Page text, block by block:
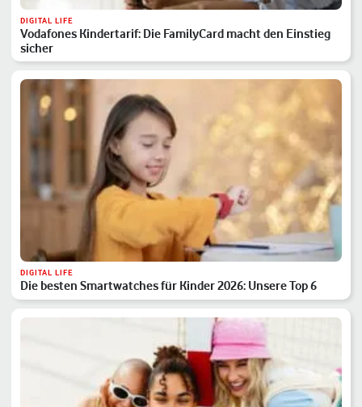
DIGITAL LIFE
Vodafones Kindertarif: Die FamilyCard macht den Einstieg
sicher
DIGITAL LIFE
Die besten Smartwatches für Kinder 2026: Unsere Top 6